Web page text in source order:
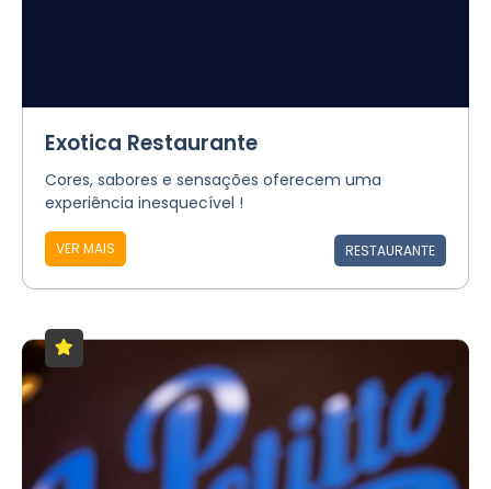
Exotica Restaurante
Cores, sabores e sensações oferecem uma
experiência inesquecível !
VER MAIS RESTAURANTE